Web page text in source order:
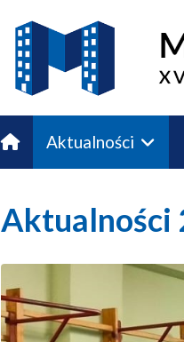
Aktualności
Aktualności